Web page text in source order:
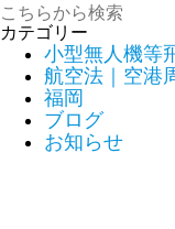
カテゴリー
小型無人機等
航空法｜空港
福岡
ブログ
お知らせ